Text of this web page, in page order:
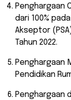
Penghargaan
dari 100%
Akseptor
Tahun 2022.
Penghargaan
Pendidikan
Penghargaan